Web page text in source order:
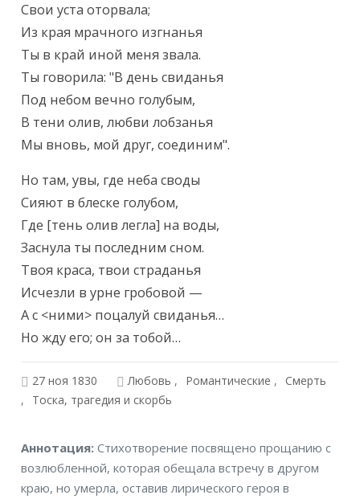
Свои уста оторвала;
Из края мрачного изгнанья
Ты в край иной меня звала.
Ты говорила: "В день свиданья
Под небом вечно голубым,
В тени олив, любви лобзанья
Мы вновь, мой друг, соединим".
Но там, увы, где неба своды
Сияют в блеске голубом,
Где [тень олив легла] на воды,
Заснула ты последним сном.
Твоя краса, твои страданья
Исчезли в урне гробовой —
А с <ними> поцалуй свиданья…
Но жду его; он за тобой…
27 ноя 1830 Любовь Романтические
Смерть
Тоска, трагедия и скорбь
Аннотация
Аннотация:Стихотворение посвящено прощанию с
возлюбленной, которая обещала встречу в другом
краю, но умерла, оставив лирического героя в